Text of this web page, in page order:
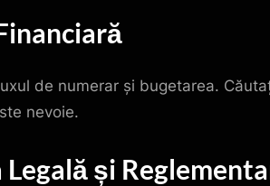
de numerar și bugetarea.
nevoie.
și